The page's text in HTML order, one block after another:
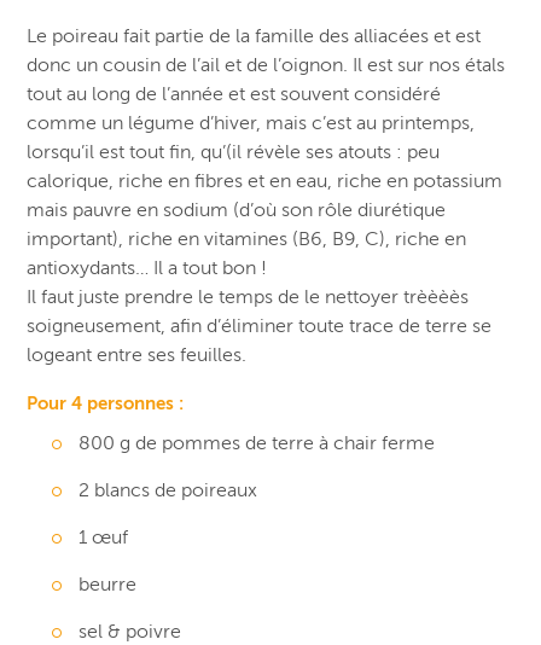
Le poireau fait partie de la famille des alliacées et est
donc un cousin de l’ail et de l’oignon. Il est sur nos étals
tout au long de l’année et est souvent considéré
comme un légume d’hiver, mais c’est au printemps,
lorsqu’il est tout fin, qu’(il révèle ses atouts : peu
calorique, riche en fibres et en eau, riche en potassium
mais pauvre en sodium (d’où son rôle diurétique
important), riche en vitamines (B6, B9, C), riche en
antioxydants… Il a tout bon !
Il faut juste prendre le temps de le nettoyer trèèèès
soigneusement, afin d’éliminer toute trace de terre se
logeant entre ses feuilles.
Pour 4 personnes :
800 g de pommes de terre à chair ferme
2 blancs de poireaux
1 œuf
beurre
sel & poivre